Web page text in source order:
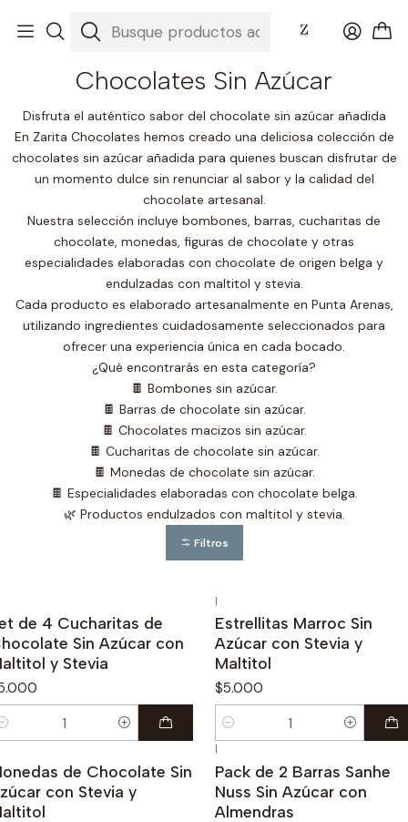
Inicio Nuestros Chocolates Chocolates Sin Azúcar
Chocolates Sin Azúcar
Disfruta el auténtico sabor del chocolate sin azúcar añadida
En Zarita Chocolates hemos creado una deliciosa colección de
chocolates sin azúcar añadida para quienes buscan disfrutar de
un momento dulce sin renunciar al sabor y la calidad del
chocolate artesanal.
Nuestra selección incluye bombones, barras, cucharitas de
chocolate, monedas, figuras de chocolate y otras
especialidades elaboradas con chocolate de origen belga y
endulzadas con maltitol y stevia.
Cada producto es elaborado artesanalmente en Punta Arenas,
utilizando ingredientes cuidadosamente seleccionados para
ofrecer una experiencia única en cada bocado.
¿Qué encontrarás en esta categoría?
🍫 Bombones sin azúcar.
🍫 Barras de chocolate sin azúcar.
🍫 Chocolates macizos sin azúcar.
🍫 Cucharitas de chocolate sin azúcar.
🍫 Monedas de chocolate sin azúcar.
🍫 Especialidades elaboradas con chocolate belga.
🌿 Productos endulzados con maltitol y stevia.
Filtros
de 4 Cucharitas de
Sin Azúcar con
y Stevia
|
Estrellitas Marroc Sin
Azúcar con Stevia y
Maltitol
$5.000
Cantidad
de Chocolate Sin
con Stevia y
|
Pack de 2 Barras Sanhe
Nuss Sin Azúcar con
Almendras